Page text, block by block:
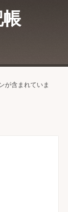
が含まれていま